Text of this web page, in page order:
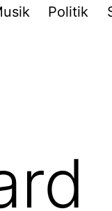
Politik